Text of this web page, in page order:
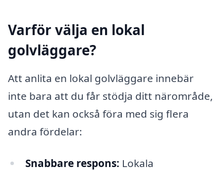
Varför välja en lokal
golvläggare?
Att anlita en lokal golvläggare innebär
inte bara att du får stödja ditt närområde,
utan det kan också föra med sig flera
andra fördelar:
Snabbare respons: Lokala